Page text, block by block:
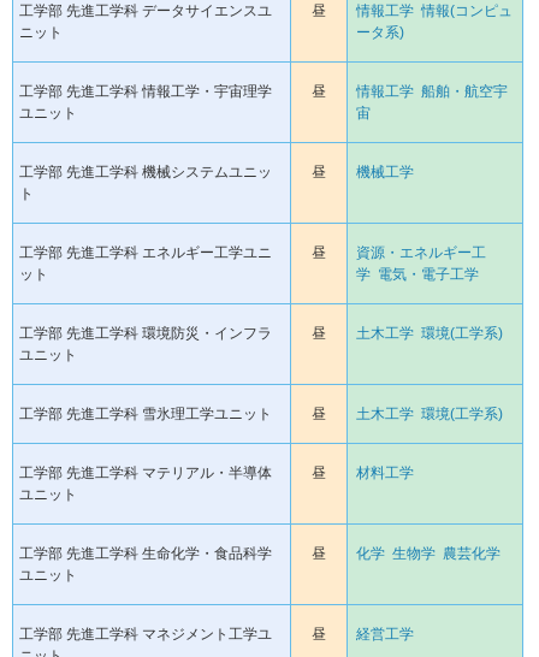
工学部 先進工学科 データサイエンスユ
ニット
昼 情報工学 情報(コンピュ
ータ系)
工学部 先進工学科 情報工学・宇宙理学
ユニット
昼 情報工学 船舶・航空宇
宙
工学部 先進工学科 機械システムユニッ
ト
昼 機械工学
工学部 先進工学科 エネルギー工学ユニ
ット
昼
資源・エネルギー工
学 電気・電子工学
工学部 先進工学科 環境防災・インフラ
ユニット
昼 土木工学 環境(工学系)
工学部 先進工学科 雪氷理工学ユニット 昼 土木工学 環境(工学系)
工学部 先進工学科 マテリアル・半導体
ユニット
昼 材料工学
工学部 先進工学科 生命化学・食品科学
ユニット
昼 化学 生物学 農芸化学
工学部 先進工学科 マネジメント工学ユ
昼 経営工学